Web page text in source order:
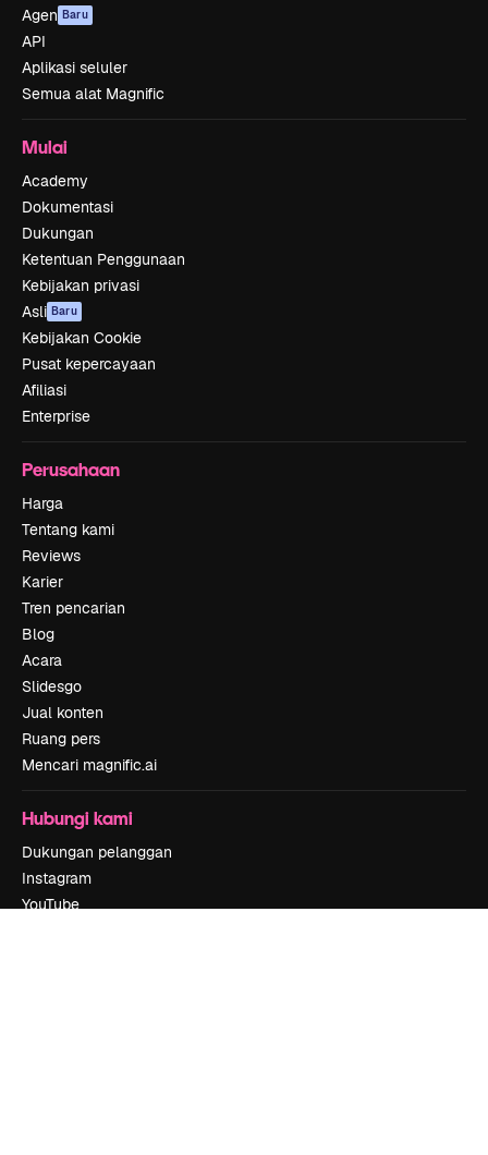
Agen Baru
API
Aplikasi seluler
Semua alat Magnific
Mulai
Academy
Dokumentasi
Dukungan
Ketentuan Penggunaan
Kebijakan privasi
Asli Baru
Kebijakan Cookie
Pusat kepercayaan
Afiliasi
Enterprise
Perusahaan
Harga
Tentang kami
Reviews
Karier
Tren pencarian
Blog
Acara
Slidesgo
Jual konten
Ruang pers
Mencari magnific.ai
Hubungi kami
Dukungan pelanggan
Instagram
YouTube